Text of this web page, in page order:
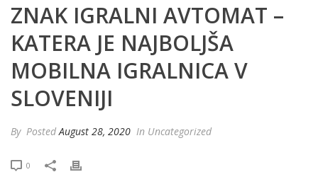
ZNAK IGRALNI AVTOMAT –
KATERA JE NAJBOLJŠA
MOBILNA IGRALNICA V
SLOVENIJI
By PostedAugust 28, 2020 In Uncategorized
0